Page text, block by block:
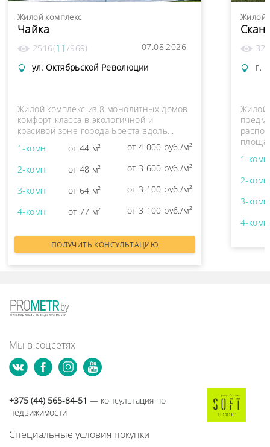
Жилой комплекс
Чайка
2516(11 /969)
07.08.2026
ул. Октябрьской Революции
Жилой комплекс из 8 монолитных домов
комфорт-класса в экологичной и
красивой зоне города Бреста вдоль...
1-комн
от 44 м²
от 4 000 руб./м²
2-комн
от 48 м²
от 3 600 руб./м²
3-комн
от 64 м²
от 3 100 руб./м²
4-комн
от 77 м² от 3 100 руб./м²
ПОЛУЧИТЬ КОНСУЛЬТАЦИЮ
Жилой
г.
Жилой
1-комн
2-комн
3-комн
4-комн
Мы в соцсетях
+375 (44) 565-84-51 — консультация по
недвижимости
Специальные условия покупки